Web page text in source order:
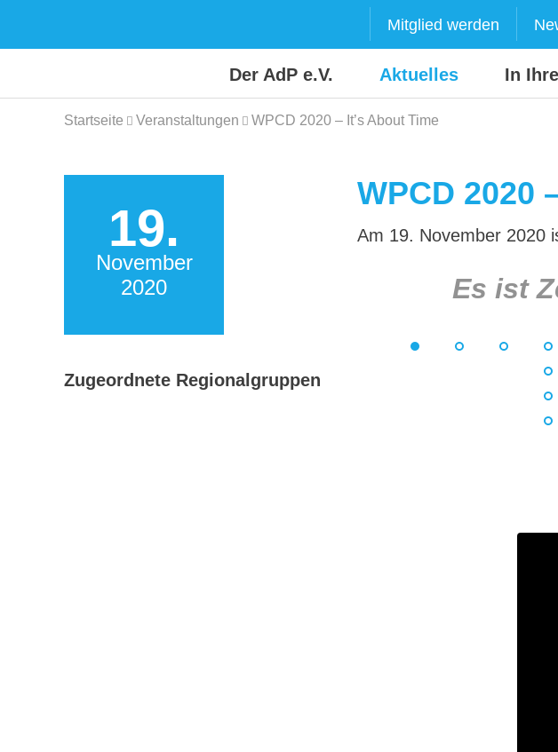
Mitglied werden
Der AdP e.V. Aktuelles In
Startseite Veranstaltungen WPCD 2020 – It’s About Time
19.
November
2020
Zugeordnete Regionalgruppen
WPCD 2020
Am 19. November 2020
Es ist